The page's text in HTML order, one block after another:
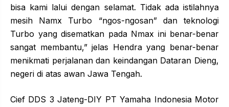
bisa kami lalui dengan selamat. Tidak ada istilahnya
mesih Namx Turbo “ngos-ngosan” dan teknologi
Turbo yang disematkan pada Nmax ini benar-benar
sangat membantu,” jelas Hendra yang benar-benar
menikmati perjalanan dan keindangan Dataran Dieng,
negeri di atas awan Jawa Tengah.
Cief DDS 3 Jateng-DIY PT Yamaha Indonesia Motor